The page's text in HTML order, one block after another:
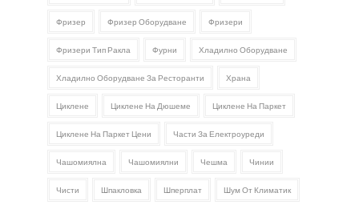
Фризер Фризер Оборудване Фризери
Фризери Тип Ракла Фурни Хладилно Оборудване
Хладилно Оборудване За Ресторанти Храна
Циклене Циклене На Дюшеме Циклене На Паркет
Циклене На Паркет Цени Части За Електроуреди
Чашомиялна Чашомиялни Чешма Чинии
Чисти Шпакловка Шперплат Шум От Климатик